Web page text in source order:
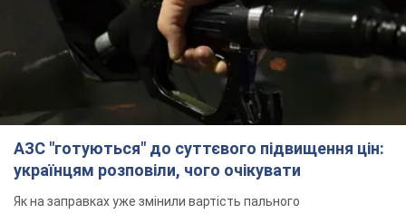
АЗС "готуються" до суттєвого підвищення цін:
українцям розповіли, чого очікувати
Як на заправках уже змінили вартість пального